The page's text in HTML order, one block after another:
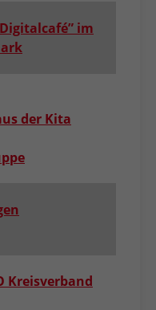
im
der Kita
Kreisverband